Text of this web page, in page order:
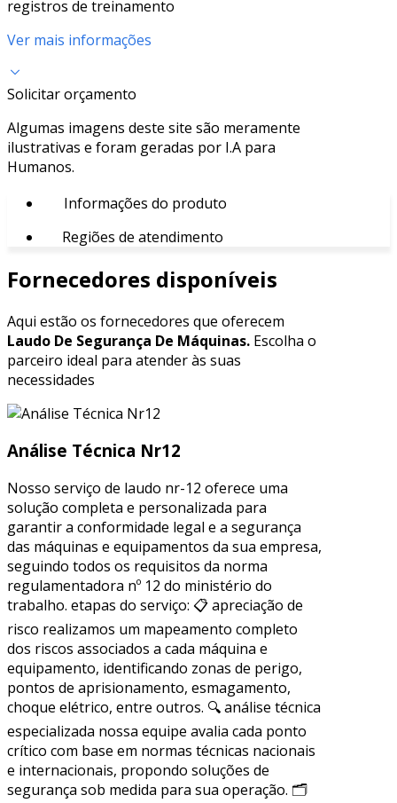
registros de treinamento
Ver mais informações
Solicitar orçamento
Algumas imagens deste site são meramente
ilustrativas e foram geradas por I.A para
Humanos.
Informações do produto
Regiões de atendimento
Fornecedores disponíveis
Aqui estão os fornecedores que oferecem
Laudo De Segurança De Máquinas. Escolha o
parceiro ideal para atender às suas
necessidades
Análise Técnica Nr12
Nosso serviço de laudo nr-12 oferece uma
solução completa e personalizada para
garantir a conformidade legal e a segurança
das máquinas e equipamentos da sua empresa,
seguindo todos os requisitos da norma
regulamentadora nº 12 do ministério do
trabalho. etapas do serviço: 📋 apreciação de
risco realizamos um mapeamento completo
dos riscos associados a cada máquina e
equipamento, identificando zonas de perigo,
pontos de aprisionamento, esmagamento,
choque elétrico, entre outros. 🔍 análise técnica
especializada nossa equipe avalia cada ponto
crítico com base em normas técnicas nacionais
e internacionais, propondo soluções de
segurança sob medida para sua operação. 🗂